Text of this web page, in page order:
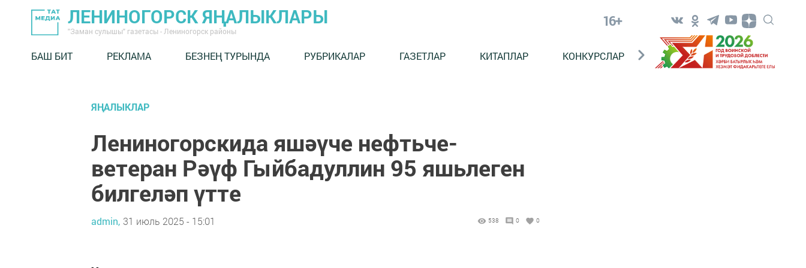
ЛЕНИНОГОРСК ЯҢАЛЫКЛАРЫ
"Заман сулышы" газетасы - Лениногорск районы
16+
БАШ БИТ РЕКЛАМА БЕЗНЕҢ ТУРЫНДА РУБРИКАЛАР ГАЗЕТЛАР КИТАПЛАР КОНКУРСЛАР ТЕЛЕВИДЕНИЕ
ЯҢАЛЫКЛАР
Лениногорскида яшәүче нефтьче-
ветеран Рәүф Гыйбадуллин 95 яшьлеген
билгеләп үтте
admin, 31 июль 2025 - 15:01 538 0 0